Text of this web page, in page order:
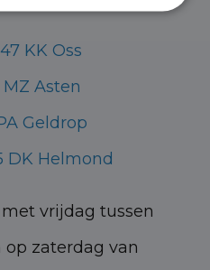
KK Oss
MZ Asten
Geldrop
DK Helmond
vrijdag tussen
op zaterdag van